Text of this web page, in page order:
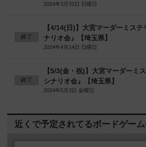
2024年3月31日 日曜日
終了
【4/14(日)】大宮マーダーミス
ナリオ会』【埼玉県】
2024年4月14日 日曜日
終了
【5/3(金・祝)】大宮マーダーミ
シナリオ会』【埼玉県】
2024年5月3日 金曜日
近くで予定されてるボードゲー